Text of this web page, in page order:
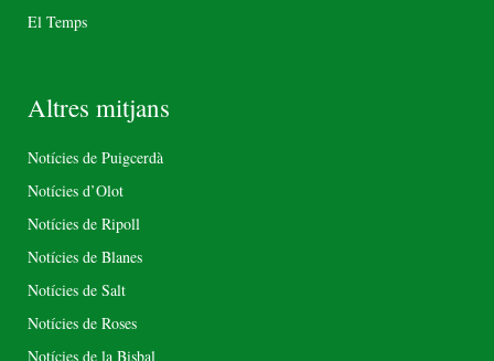
El Temps
Altres mitjans
Notícies de Puigcerdà
Notícies d’Olot
Notícies de Ripoll
Notícies de Blanes
Notícies de Salt
Notícies de Roses
Notícies de la Bisbal